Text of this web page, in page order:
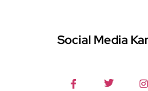
Social Media